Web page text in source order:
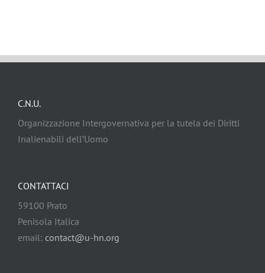
C.N.U.
Organizzazione Intergovernativa per la tutela dei Diritti
Inalienabili dell’Uomo
CONTATTACI
59100 Prato
Penisola Italica
email: contact@u-hn.org